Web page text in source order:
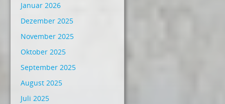
Januar 2026
Dezember 2025
November 2025
Oktober 2025
September 2025
August 2025
Juli 2025